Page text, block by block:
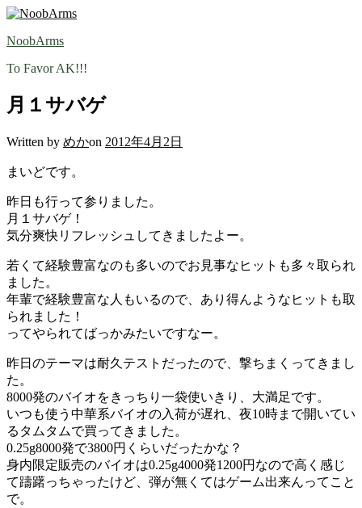
Skip
content
NoobArms
To Favor AK!!!
月１サバゲ
Written by めかon 2012年4月2日
まいどです。
昨日も行って参りました。
月１サバゲ！
気分爽快リフレッシュしてきましたよー。
若くて経験豊富なのも多いのでお見事なヒットも多々取られ
ました。
年輩で経験豊富な人もいるので、あり得んようなヒットも取
られました！
ってやられてばっかみたいですなー。
昨日のテーマは耐久テストだったので、撃ちまくってきまし
た。
8000発のバイオをきっちり一袋使いきり、大満足です。
いつも使う中華系バイオの入荷が遅れ、夜10時まで開いてい
るタムタムで買ってきました。
0.25g8000発で3800円くらいだったかな？
身内限定販売のバイオは0.25g4000発1200円なので高く感じ
て躊躇っちゃったけど、弾が無くてはゲーム出来んってこと
で。